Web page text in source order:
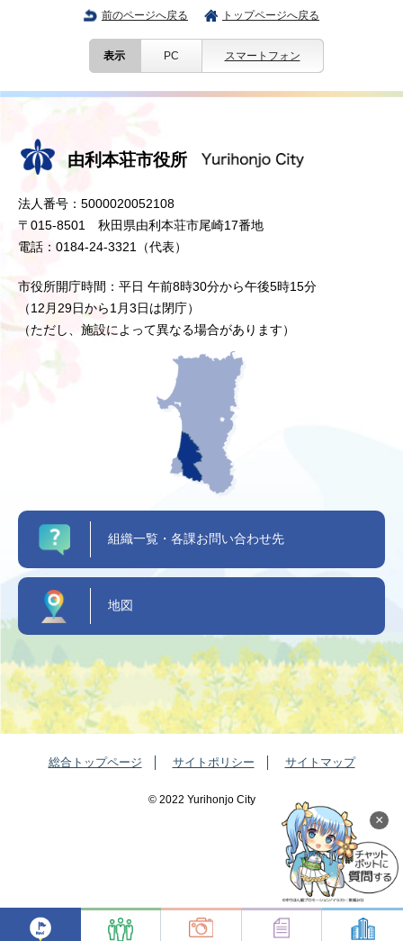
前のページへ戻る トップページへ戻る
表示 PC スマートフォン
×
由利本荘市役所
法人番号：5000020052108
〒015-8501 秋田県由利本荘市尾崎17番地
電話：0184-24-3321（代表）
市役所開庁時間：平日 午前8時30分から午後5時15分
（12月29日から1月3日は閉庁）
（ただし、施設によって異なる場合があります）
組織一覧・各課お問い合わせ先
地図
総合トップページ サイトポリシー サイトマップ
©️ 2022 Yurihonjo City